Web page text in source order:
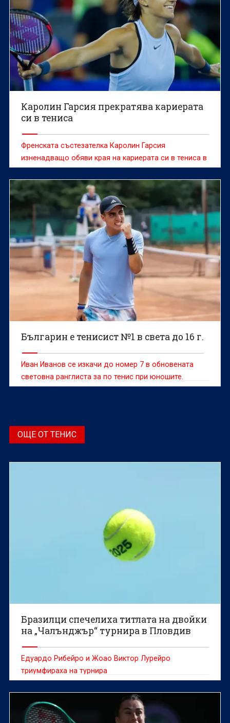
Каролин Гарсия прекратява кариерата
си в тениса
Френската състезателка Каролин Гарсия
изненадващо обяви края на кариерата си в тениса в
петък в социалните мрежи, написа вестник "Уест
Франс".
Българин е тенисист №1 в света до 16 г.
Иван Иванов се изкачи до номер 7 в обновената
световна ранглиста за по тенис при юношите.
ОЩЕ ОТ ТЕНИС
Бразилци спечелиха титлата на двойки
на „Чалънджър“ турнира в Пловдив
Едуардо Рибейро и Жоао Виктор Лурейро
триумфираха на турнира